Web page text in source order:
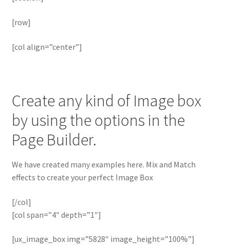
[row]
[col align=”center”]
Create any kind of Image box
by using the options in the
Page Builder.
We have created many examples here. Mix and Match
effects to create your perfect Image Box
[/col]
[col span=”4″ depth=”1″]
[ux_image_box img=”5828″ image_height=”100%”]